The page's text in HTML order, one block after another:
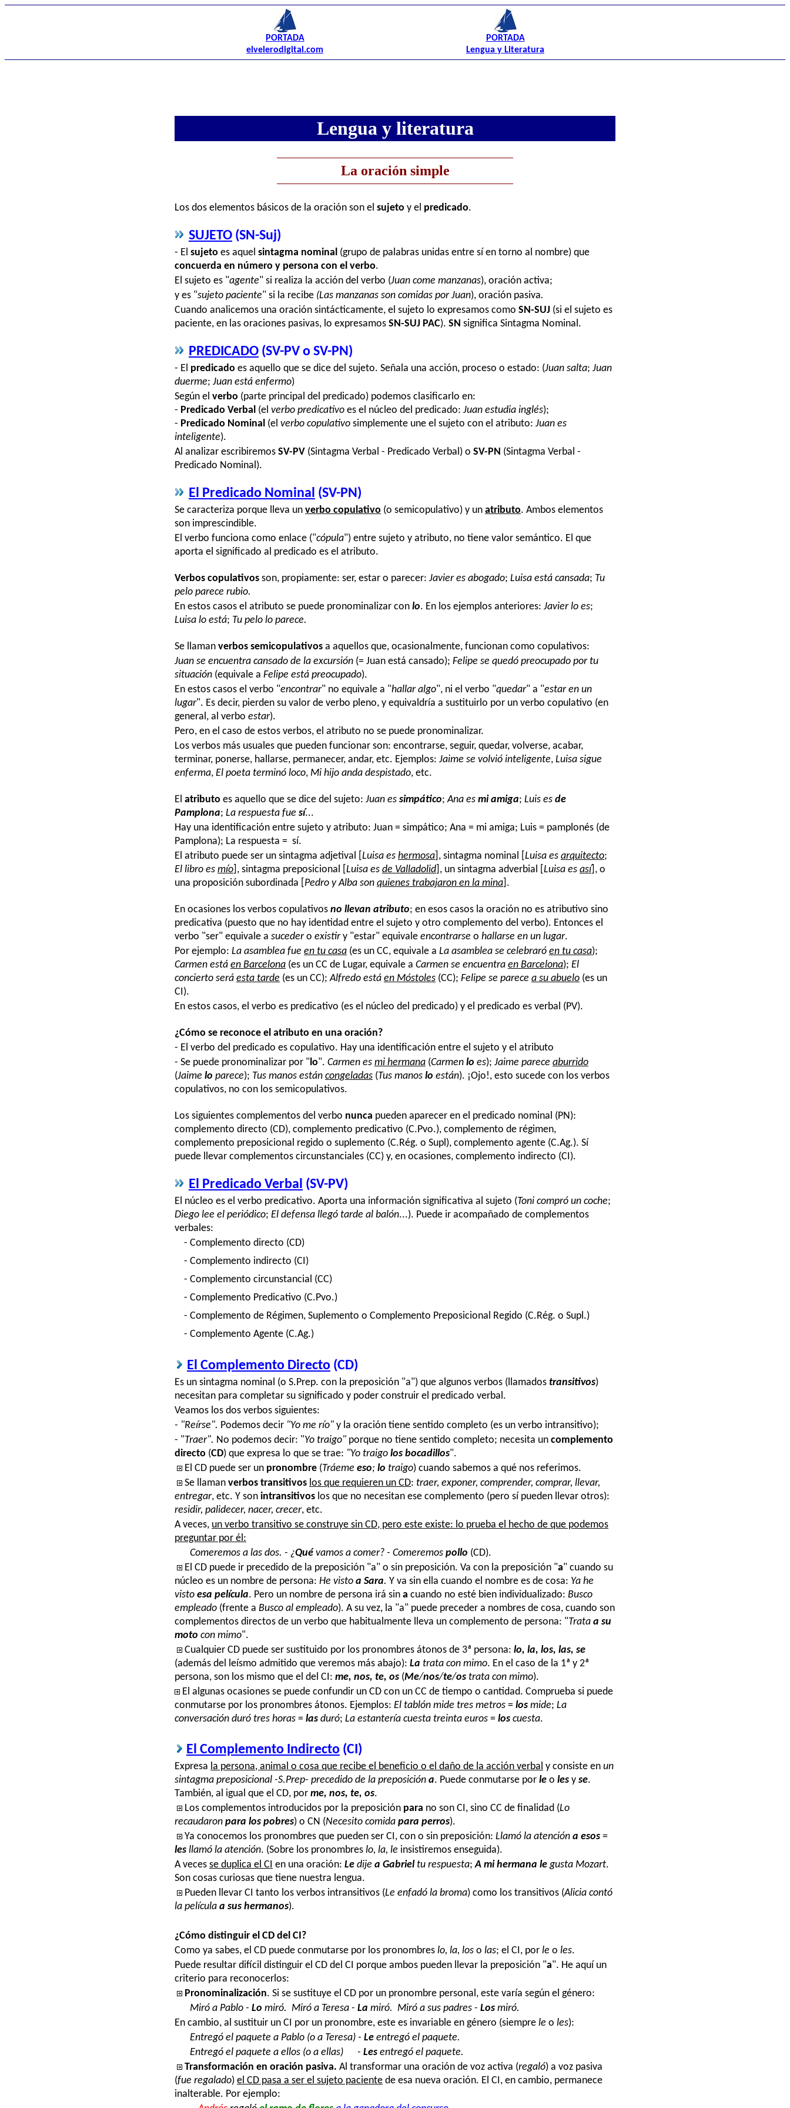
PORTADA
elvelerodigital.com
PORTADA
Lengua y Literatura
Lengua y literatura
La oración simple
Los dos elementos básicos de la oración son el sujeto y el predicado.
SUJETO (SN-Suj)
- El sujeto es aquel sintagma nominal (grupo de palabras unidas entre sí en torno al nombre) que
concuerda en número y persona con el verbo.
El sujeto es "agente" si realiza la acción del verbo (Juan come manzanas), oración activa;
y es "sujeto paciente" si la recibe (Las manzanas son comidas por Juan), oración pasiva.
Cuando analicemos una oración sintácticamente, el sujeto lo expresamos como SN-SUJ (si el sujeto es
paciente, en las oraciones pasivas, lo expresamos SN-SUJ PAC). SN significa Sintagma Nominal.
PREDICADO (SV-PV o SV-PN)
- El predicado es aquello que se dice del sujeto. Señala una acción, proceso o estado: (Juan salta; Juan
duerme; Juan está enfermo)
Según el verbo (parte principal del predicado) podemos clasificarlo en:
- Predicado Verbal (el verbo predicativo es el núcleo del predicado: Juan estudia inglés);
- Predicado Nominal (el verbo copulativo simplemente une el sujeto con el atributo: Juan es
inteligente).
Al analizar escribiremos SV-PV (Sintagma Verbal - Predicado Verbal) o SV-PN (Sintagma Verbal -
Predicado Nominal).
El Predicado Nominal (SV-PN)
Se caracteriza porque lleva un verbo copulativo (o semicopulativo) y un atributo. Ambos elementos
son imprescindible.
El verbo funciona como enlace ("cópula") entre sujeto y atributo, no tiene valor semántico. El que
aporta el significado al predicado es el atributo.
Verbos copulativos son, propiamente: ser, estar o parecer: Javier es abogado; Luisa está cansada; Tu
pelo parece rubio.
En estos casos el atributo se puede pronominalizar con lo. En los ejemplos anteriores: Javier lo es;
Luisa lo está; Tu pelo lo parece.
Se llaman verbos semicopulativos a aquellos que, ocasionalmente, funcionan como copulativos:
Juan se encuentra cansado de la excursión (= Juan está cansado); Felipe se quedó preocupado por tu
situación (equivale a Felipe está preocupado).
En estos casos el verbo "encontrar" no equivale a "hallar algo", ni el verbo "quedar" a "estar en un
lugar". Es decir, pierden su valor de verbo pleno, y equivaldría a sustituirlo por un verbo copulativo (en
general, al verbo estar).
Pero, en el caso de estos verbos, el atributo no se puede pronominalizar.
Los verbos más usuales que pueden funcionar son: encontrarse, seguir, quedar, volverse, acabar,
terminar, ponerse, hallarse, permanecer, andar, etc. Ejemplos: Jaime se volvió inteligente, Luisa sigue
enferma, El poeta terminó loco, Mi hijo anda despistado, etc.
El atributo es aquello que se dice del sujeto: Juan es simpático;Ana es mi amiga; Luis es de
Pamplona; La respuesta fue sí...
Hay una identificación entre sujeto y atributo: Juan = simpático; Ana = mi amiga; Luis = pamplonés (de
Pamplona); La respuesta = sí.
El atributo puede ser un sintagma adjetival Luisa es hermosa ], sintagma nominal [ Luisa es arquitecto;
El libro es mío ], sintagma preposicional [ Luisa es de Valladolid ], un sintagma adverbial [ Luisa es así], o
una proposición subordinada [ Pedro y Alba son quienes trabajaron en la mina ].
En ocasiones los verbos copulativos no llevan atributo; en esos casos la oración no es atributivo sino
predicativa (puesto que no hay identidad entre el sujeto y otro complemento del verbo). Entonces el
verbo "ser" equivale a sucedero existiry "estar" equivale encontrarse o hallarse en un lugar.
Por ejemplo: La asamblea fue en tu casa (es un CC, equivale a La asamblea se celebraró en tu casa);
Carmen está en Barcelona (es un CC de Lugar, equivale a Carmen se encuentra en Barcelona); El
concierto será esta tarde (es un CC);Alfredo está en Móstoles (CC); Felipe se parece a su abuelo (es un
CI).
En estos casos, el verbo es predicativo (es el núcleo del predicado) y el predicado es verbal (PV).
¿Cómo se reconoce el atributo en una oración?
- El verbo del predicado es copulativo. Hay una identificación entre el sujeto y el atributo
- Se puede pronominalizar por "lo". Carmen es mi hermana (Carmen lo es); Jaime parece aburrido
(Jaime lo parece); Tus manos están congeladas (Tus manos lo están). ¡Ojo!, esto sucede con los verbos
copulativos, no con los semicopulativos.
Los siguientes complementos del verbo nunca pueden aparecer en el predicado nominal (PN):
complemento directo (CD), complemento predicativo (C.Pvo.), complemento de régimen,
complemento preposicional regido o suplemento (C.Rég. o Supl), complemento agente (C.Ag.). Sí
puede llevar complementos circunstanciales (CC) y, en ocasiones, complemento indirecto (CI).
El Predicado Verbal (SV-PV)
El núcleo es el verbo predicativo. Aporta una información significativa al sujeto (Toni compró un coche;
Diego lee el periódico; El defensa llegó tarde al balón...). Puede ir acompañado de complementos
verbales:
- Complemento directo (CD)
- Complemento indirecto (CI)
- Complemento circunstancial (CC)
- Complemento Predicativo (C.Pvo.)
- Complemento de Régimen, Suplemento o Complemento Preposicional Regido (C.Rég. o Supl.)
- Complemento Agente (C.Ag.)
El Complemento Directo (CD)
Es un sintagma nominal (o S.Prep. con la preposición "a") que algunos verbos (llamados transitivos)
necesitan para completar su significado y poder construir el predicado verbal.
Veamos los dos verbos siguientes:
- "Reírse". Podemos decir "Yo me río" y la oración tiene sentido completo (es un verbo intransitivo);
- "Traer". No podemos decir: "Yo traigo" porque no tiene sentido completo; necesita un complemento
directo (CD) que expresa lo que se trae: "Yo traigo los bocadillos".
El CD puede ser un pronombre (Tráeme eso; lo traigo) cuando sabemos a qué nos referimos.
Se llaman verbos transitivos los que requieren un CD: traer, exponer, comprender, comprar, llevar,
entregar, etc. Y son intransitivos los que no necesitan ese complemento (pero sí pueden llevar otros):
residir, palidecer, nacer, crecer, etc.
A veces, un verbo transitivo se construye sin CD, pero este existe: lo prueba el hecho de que podemos
preguntar por él:
Comeremos a las dos. - ¿Qué vamos a comer? - Comeremospollo (CD).
El CD puede ir precedido de la preposición "a" o sin preposición. Va con la preposición "a" cuando su
núcleo es un nombre de persona: He visto a Sara. Y va sin ella cuando el nombre es de cosa: Ya he
visto esa película. Pero un nombre de persona irá sin a cuando no esté bien individualizado: Busco
empleado (frente a Busco al empleado). A su vez, la "a" puede preceder a nombres de cosa, cuando son
complementos directos de un verbo que habitualmente lleva un complemento de persona: "Trata a su
moto con mimo".
Cualquier CD puede ser sustituido por los pronombres átonos de 3ª persona: lo, la, los, las, se
(además del leísmo admitido que veremos más abajo): La trata con mimo. En el caso de la 1ª y 2ª
persona, son los mismo que el del CI: me, nos, te, os (Me/nos/te/os trata con mimo).
El algunas ocasiones se puede confundir un CD con un CC de tiempo o cantidad. Comprueba si puede
conmutarse por los pronombres átonos. Ejemplos: El tablón mide tres metros = los mide; La
conversación duró tres horas = las duró; La estantería cuesta treinta euros = los cuesta.
El Complemento Indirecto (CI)
Expresa la persona, animal o cosa que recibe el beneficio o el daño de la acción verbal y consiste en un
sintagma preposicional -S.Prep- precedido de la preposición a. Puede conmutarse por le o les y se.
También, al igual que el CD, por me, nos, te, os.
Los complementos introducidos por la preposición para no son CI, sino CC de finalidad (Lo
recaudaron para los pobres) o CN (Necesito comida para perros).
Ya conocemos los pronombres que pueden ser CI, con o sin preposición: Llamó la atención a esos =
les llamó la atención. (Sobre los pronombres lo, la, le insistiremos enseguida).
A veces se duplica el CI en una oración: Le dije a Gabrieltu respuesta;A mi hermana legusta Mozart.
Son cosas curiosas que tiene nuestra lengua.
Pueden llevar CI tanto los verbos intransitivos (Le enfadó la broma) como los transitivos (Alicia contó
la película a sus hermanos).
¿Cómo distinguir el CD del CI?
Como ya sabes, el CD puede conmutarse por los pronombres lo, la, los o las; el CI, por le o les.
Puede resultar difícil distinguir el CD del CI porque ambos pueden llevar la preposición "a". He aquí un
criterio para reconocerlos:
Pronominalización. Si se sustituye el CD por un pronombre personal, este varía según el género:
Miró a Pablo -Lo miró. Miró a Teresa -La miró. Miró a sus padres -Los miró.
En cambio, al sustituir un CI por un pronombre, este es invariable en género (siempre le o les):
Entregó el paquete a Pablo (o a Teresa) - Le entregó el paquete.
Entregó el paquete a ellos (o a ellas)
- Les entregó el paquete.
Transformación en oración pasiva. Al transformar una oración de voz activa (regaló) a voz pasiva
(fue regalado) el CD pasa a ser el sujeto paciente de esa nueva oración. El CI, en cambio, permanece
inalterable. Por ejemplo: